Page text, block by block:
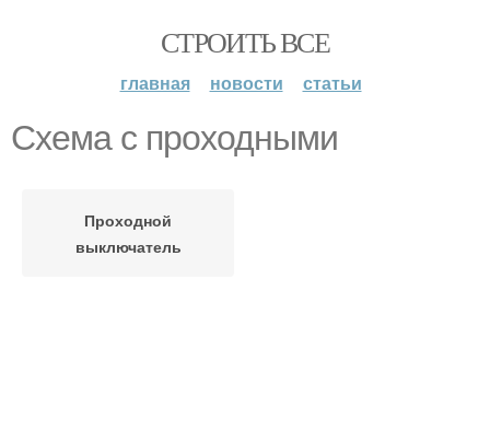
СТРОИТЬ ВСЕ
главная новости статьи
Схема с проходными
Проходной
выключатель